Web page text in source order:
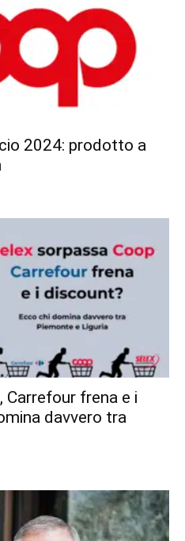
2024: prodotto a
Carrefour frena e i
davvero tra